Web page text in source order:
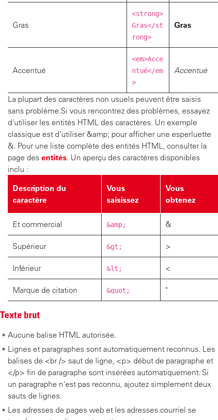
Gras
<strong>
Gras</st
rong>
Gras
Accentué
<em>Acce
ntué</em
>
Accentué
La plupart des caractères non usuels peuvent être saisis
sans problème.Si vous rencontrez des problèmes, essayez
d'utiliser les entités HTML des caractères. Un exemple
classique est d'utiliser &amp; pour afficher une esperluette
&. Pour une liste complète des entités HTML, consulter la
page des entités. Un aperçu des caractères disponibles
inclu :
Description du
caractère
Vous
saisissez
Vous
obtenez
Et commercial &amp; &
Supérieur &gt; >
Inférieur &lt; <
Marque de citation &quot; "
Texte brut
Aucune balise HTML autorisée.
Lignes et paragraphes sont automatiquement reconnus. Les
balises de <br /> saut de ligne, <p> début de paragraphe et
</p> fin de paragraphe sont insérées automatiquement. Si
un paragraphe n'est pas reconnu, ajoutez simplement deux
sauts de lignes.
Les adresses de pages web et les adresses courriel se